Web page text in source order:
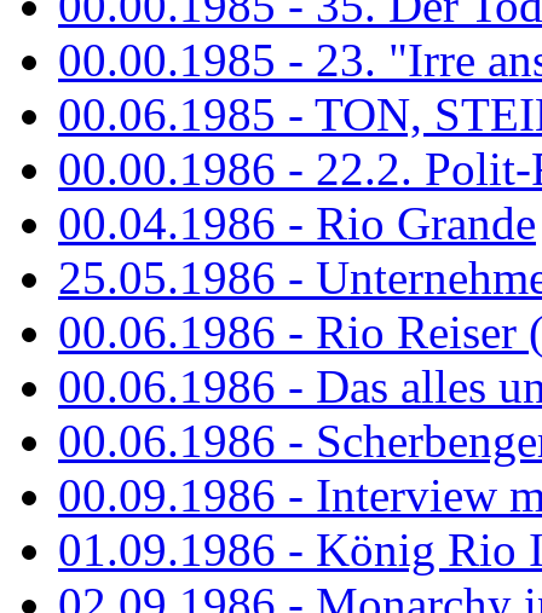
00.00.1985 - 23. "Irre
00.06.1985 - TON,
00.00.1986 - 22.2.
00.04.1986 - Rio Grande
25.05.1986 -
00.06.1986 - Rio Reiser
00.06.1986 - Das alles
00.06.1986 -
00.09.1986 - Interview
01.09.1986 - König Rio